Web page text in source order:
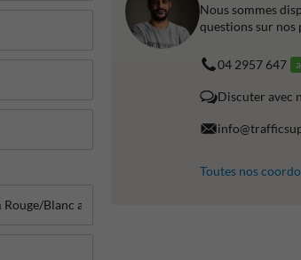
Nous sommes
questions sur nos
04 2957 647
Discuter avec
Toutes nos